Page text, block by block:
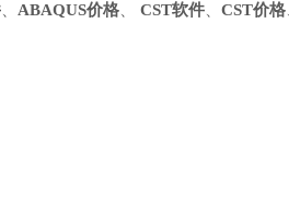
ABAQUS价格 CST软件 CST价格